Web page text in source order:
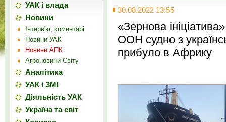
30.08.2022 13:55
«Зернова
ООН судно з
прибуло в Африку
УАК і влада
Новини
Інтерв'ю, коментарі
Новини УАК
Новини АПК
Агроновини Світу
Аналітика
УАК і ЗМІ
Діяльність УАК
Україна та світ